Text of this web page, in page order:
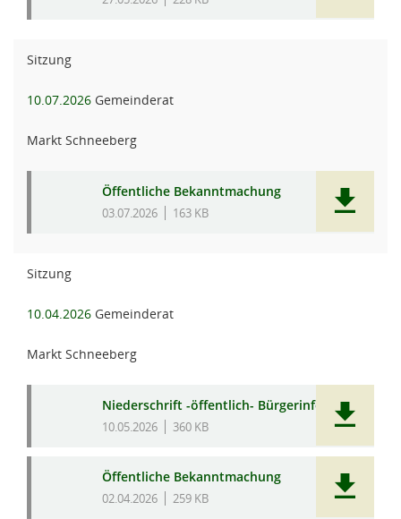
Sitzung
10.07.2026 Gemeinderat
Markt Schneeberg
Öffentliche Bekanntmachung
03.07.2026 163 KB
Sitzung
10.04.2026 Gemeinderat
Markt Schneeberg
Niederschrift -öffentlich- Bürgerinfo
10.05.2026 360 KB
Öffentliche Bekanntmachung
02.04.2026 259 KB